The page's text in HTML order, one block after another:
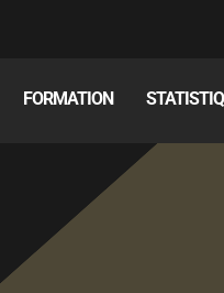
FORMATION